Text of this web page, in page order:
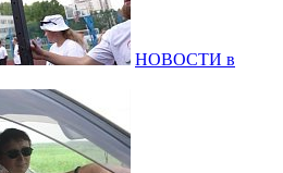
НОВОСТИ в